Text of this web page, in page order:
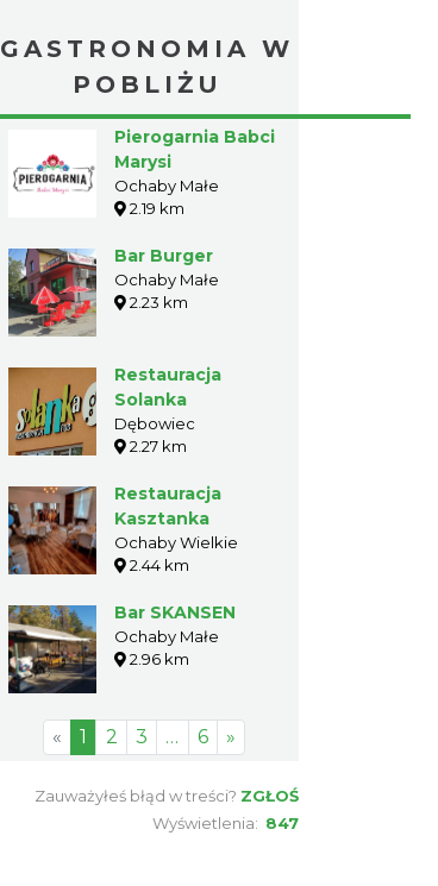
GASTRONOMIA W
POBLIŻU
Pierogarnia Babci
Marysi
Ochaby Małe
2.19 km
Bar Burger
Ochaby Małe
2.23 km
Restauracja
Solanka
Dębowiec
2.27 km
Restauracja
Kasztanka
Ochaby Wielkie
2.44 km
Bar SKANSEN
Ochaby Małe
2.96 km
« 1 2 3 … 6 »
Zauważyłeś błąd w treści? ZGŁOŚ
Wyświetlenia: 847